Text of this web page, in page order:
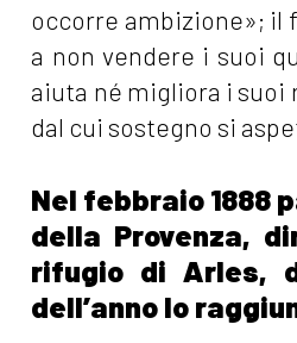
occorre ambizione»; il
a non vendere i suoi
aiuta né migliora i suoi
dal cui sostegno si
Nel febbraio 1888
della Provenza,
rifugio di Arles,
dell’anno lo